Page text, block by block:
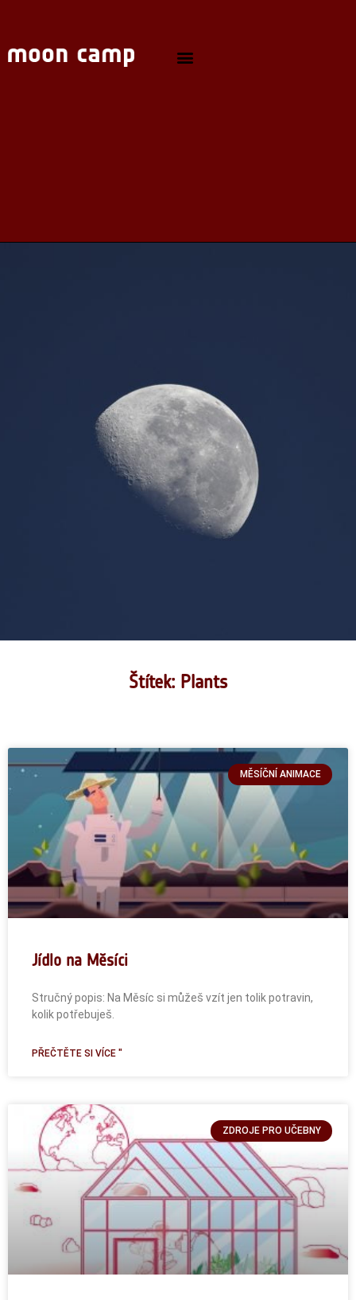
Štítek: Plants
MĚSÍČNÍ ANIMACE
Jídlo na Měsíci
Stručný popis: Na Měsíc si můžeš vzít jen tolik potravin,
kolik potřebuješ.
PŘEČTĚTE SI VÍCE "
ZDROJE PRO UČEBNY